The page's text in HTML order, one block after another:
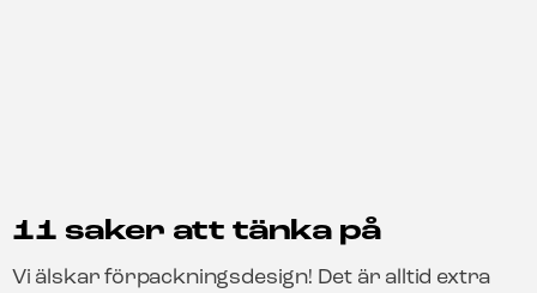
11 saker att tänka på
Vi älskar förpackningsdesign! Det är alltid extra